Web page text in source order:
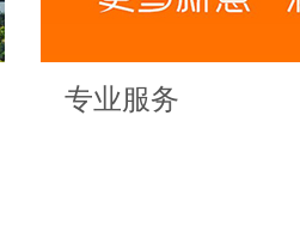
专业服务